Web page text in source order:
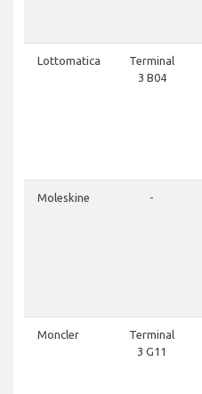
Lottomatica
Terminal
3 B04
Moleskine -
Moncler
Terminal
3 G11